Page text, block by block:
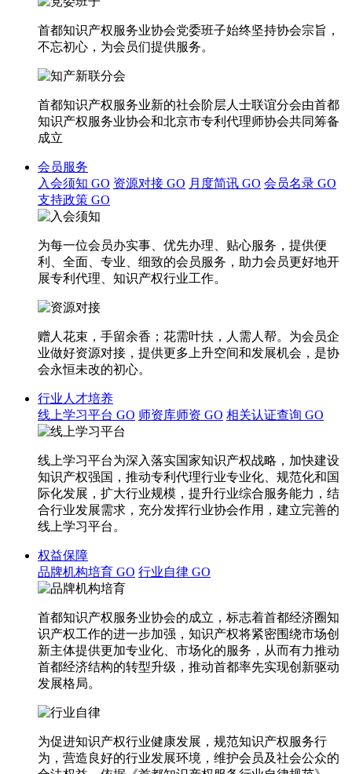
首都知识产权服务业协会党委班子始终坚持协会宗旨，
不忘初心，为会员们提供服务。
首都知识产权服务业新的社会阶层人士联谊分会由首都
知识产权服务业协会和北京市专利代理师协会共同筹备
成立
会员服务
入会须知 GO 资源对接 GO 月度简讯 GO 会员名录 GO
支持政策 GO
为每一位会员办实事、优先办理、贴心服务，提供便
利、全面、专业、细致的会员服务，助力会员更好地开
展专利代理、知识产权行业工作。
赠人花束，手留余香；花需叶扶，人需人帮。为会员企
业做好资源对接，提供更多上升空间和发展机会，是协
会永恒未改的初心。
行业人才培养
线上学习平台 GO 师资库师资 GO 相关认证查询 GO
线上学习平台为深入落实国家知识产权战略，加快建设
知识产权强国，推动专利代理行业专业化、规范化和国
际化发展，扩大行业规模，提升行业综合服务能力，结
合行业发展需求，充分发挥行业协会作用，建立完善的
线上学习平台。
权益保障
品牌机构培育 GO 行业自律 GO
首都知识产权服务业协会的成立，标志着首都经济圈知
识产权工作的进一步加强，知识产权将紧密围绕市场创
新主体提供更加专业化、市场化的服务，从而有力推动
首都经济结构的转型升级，推动首都率先实现创新驱动
发展格局。
为促进知识产权行业健康发展，规范知识产权服务行
为，营造良好的行业发展环境，维护会员及社会公众的